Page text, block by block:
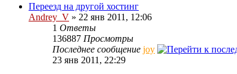
Переезд на другой хостинг
Andrey_V » 22 янв 2011, 12:06
1 Ответы
136887 Просмотры
Последнее сообщение joy
23 янв 2011, 22:29